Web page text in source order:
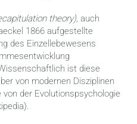
theory), auch
1866 aufgestellte
des Einzellebewesens
ist diese
von modernen Disziplinen
der Evolutionspsychologie